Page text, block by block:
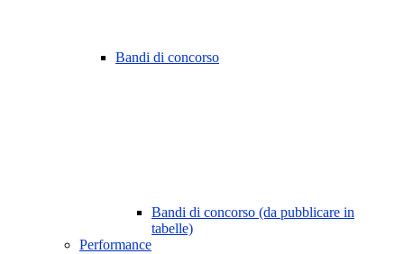
Bandi di concorso
Bandi di concorso (da pubblicare in
tabelle)
Performance